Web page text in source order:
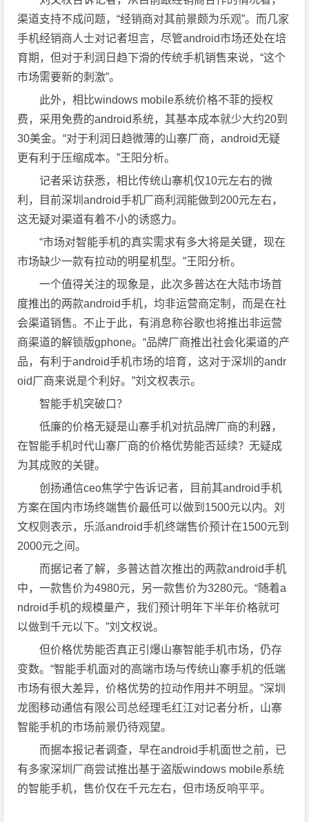
渠道支持不成问题，“经销商对其前景颇为乐观”。而几家
手机经销商人士对记者坦言，尽管android市场还处在培
育期，但对于利润日趋下滑的传统手机销售来说，“这个
市场需要新的刺激”。
此外，相比windows mobile系统价格不菲的授权
费，采用免费的android系统，其基本成本就少大约20到
30美金。“对于利润日趋微薄的山寨厂商，android无疑
更有利于压缩成本。”王阳分析。
记者采访获悉，相比传统山寨机仅10元左右的微
利，目前深圳android手机厂商利润能做到200元左右，
这无疑对渠道有着不小的诱惑力。
“市场对智能手机的真实需求有多大将是关键，现在
市场缺少一款有拉动的明星机型。”王阳分析。
一个值得关注的现象是，此次多普达在大陆市场首
度推出的两款android手机，均非运营商定制，而是在社
会渠道销售。不止于此，有消息称谷歌也将推出非运营
商渠道的解锁版gphone。“品牌厂商推出社会化渠道的产
品，有利于android手机市场的培育，这对于深圳的andr
oid厂商来说是个利好。”刘文权表示。
智能手机突破口？
低廉的价格无疑是山寨手机对抗品牌厂商的利器，
在智能手机时代山寨厂商的价格优势能否延续？无疑成
为其成败的关键。
创扬通信ceo焦学宁告诉记者，目前其android手机
方案在国内市场终端售价最低可以做到1500元以内。刘
文权则表示，乐派android手机终端售价预计在1500元到
2000元之间。
而据记者了解，多普达首次推出的两款android手机
中，一款售价为4980元，另一款售价为3280元。“随着a
ndroid手机的规模量产，我们预计明年下半年价格就可
以做到千元以下。”刘文权说。
但价格优势能否真正引爆山寨智能手机市场，仍存
变数。“智能手机面对的高端市场与传统山寨手机的低端
市场有很大差异，价格优势的拉动作用并不明显。”深圳
龙图移动通信有限公司总经理毛红江对记者分析，山寨
智能手机的市场前景仍待观望。
而据本报记者调查，早在android手机面世之前，已
有多家深圳厂商尝试推出基于盗版windows mobile系统
的智能手机，售价仅在千元左右，但市场反响平平。